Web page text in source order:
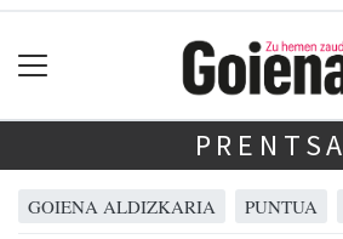
PRENTSA
GOIENA ALDIZKARIA PUNTUA